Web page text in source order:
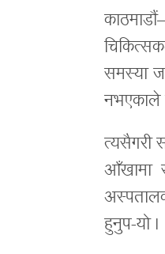
समस्या
नभएकाले
त्यसैगरी
आँखामा
हुनुप-यो ।